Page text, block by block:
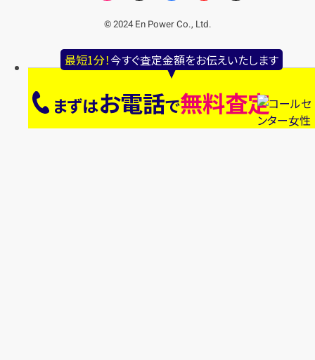
最短1分！今すぐ査定金額をお伝えいたします
まずはお電話で無料査定
© 2024 En Power Co., Ltd.